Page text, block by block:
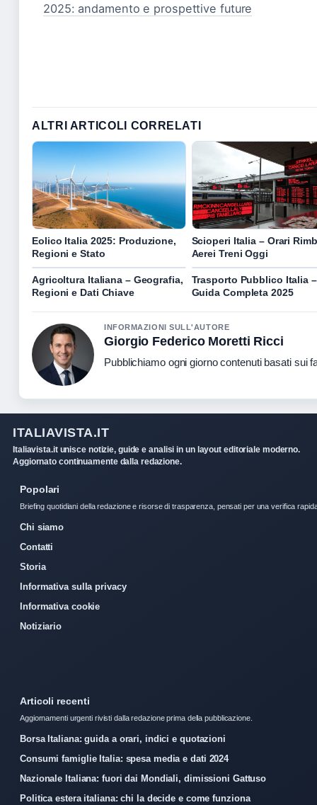
2025: andamento e prospettive future
ALTRI ARTICOLI CORRELATI
Eolico Italia 2025: Produzione,
Regioni e Stato
Scioperi Italia – Orari
Aerei Treni Oggi
Agricoltura Italiana – Geografia,
Regioni e Dati Chiave
Trasporto Pubblico Italia –
Guida Completa 2025
INFORMAZIONI SULL'AUTORE
Giorgio Federico Moretti Ricci
Pubblichiamo ogni giorno contenuti basati sui
ITALIAVISTA.IT
Italiavista.it unisce notizie, guide e analisi in un layout editoriale moderno.
Aggiornato continuamente dalla redazione.
Popolari
Briefing quotidiani della redazione e risorse di trasparenza, pensati per una verifica
Chi siamo
Contatti
Storia
Informativa sulla privacy
Informativa cookie
Notiziario
Articoli recenti
Aggiornamenti urgenti rivisti dalla redazione prima della pubblicazione.
Borsa Italiana: guida a orari, indici e quotazioni
Consumi famiglie Italia: spesa media e dati 2024
Nazionale Italiana: fuori dai Mondiali, dimissioni Gattuso
Politica estera italiana: chi la decide e come funziona